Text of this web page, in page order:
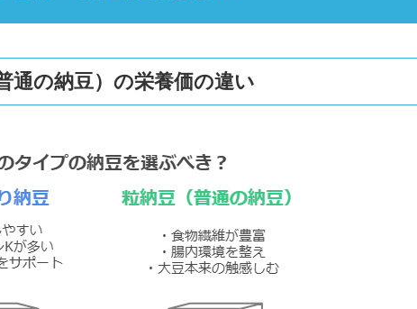
通の納豆）の栄養価の違い